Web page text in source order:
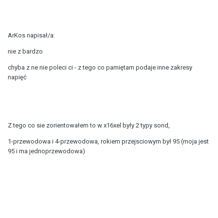
ArKos napisał/a:
nie z bardzo
chyba z ne nie poleci ci - z tego co pamiętam podaje inne zakresy
napięć
Z tego co sie zorientowałem to w x16xel były 2 typy sond,
1-przewodowa i 4-przewodowa, rokiem przejsciowym był 95 (moja jest
95 i ma jednoprzewodowa)